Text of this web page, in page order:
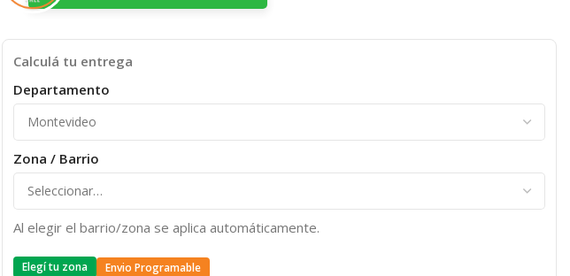
Calculá tu entrega
Departamento
Zona / Barrio
Al elegir el barrio/zona se aplica automáticamente.
Elegí tu zona Envio Programable